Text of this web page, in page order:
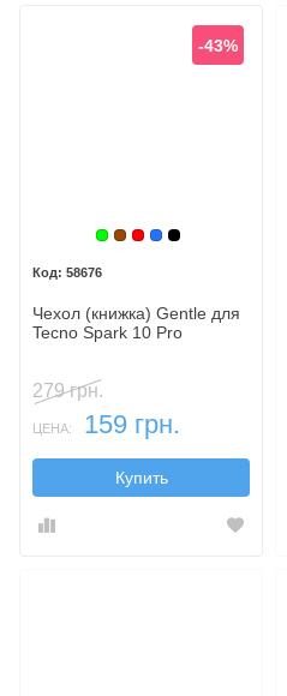
Зеленый
Коричневый
Красный
Синий
Черный
-43%
58676
Чехол (книжка) Gentle для
Tecno Spark 10 Pro
279 грн.
ЦЕНА: 159 грн.
Купить